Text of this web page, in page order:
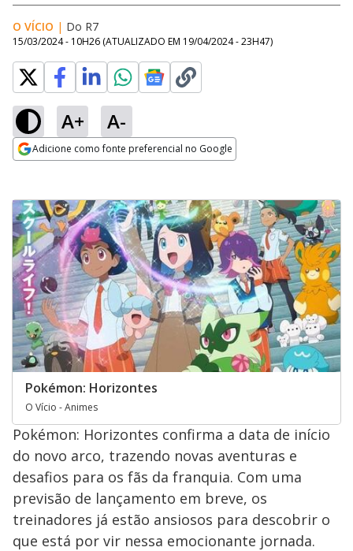
O VÍCIO | Do R7
15/03/2024 - 10H26 (ATUALIZADO EM 19/04/2024 - 23H47)
A+ A-
Adicione como fonte preferencial no Google
Pokémon: Horizontes
O Vício - Animes
Pokémon: Horizontes confirma a data de início
do novo arco, trazendo novas aventuras e
desafios para os fãs da franquia. Com uma
previsão de lançamento em breve, os
treinadores já estão ansiosos para descobrir o
que está por vir nessa emocionante jornada.